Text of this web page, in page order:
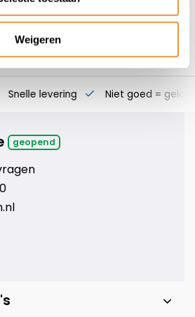
Weigeren
Snelle levering Niet goed = geld
geopend